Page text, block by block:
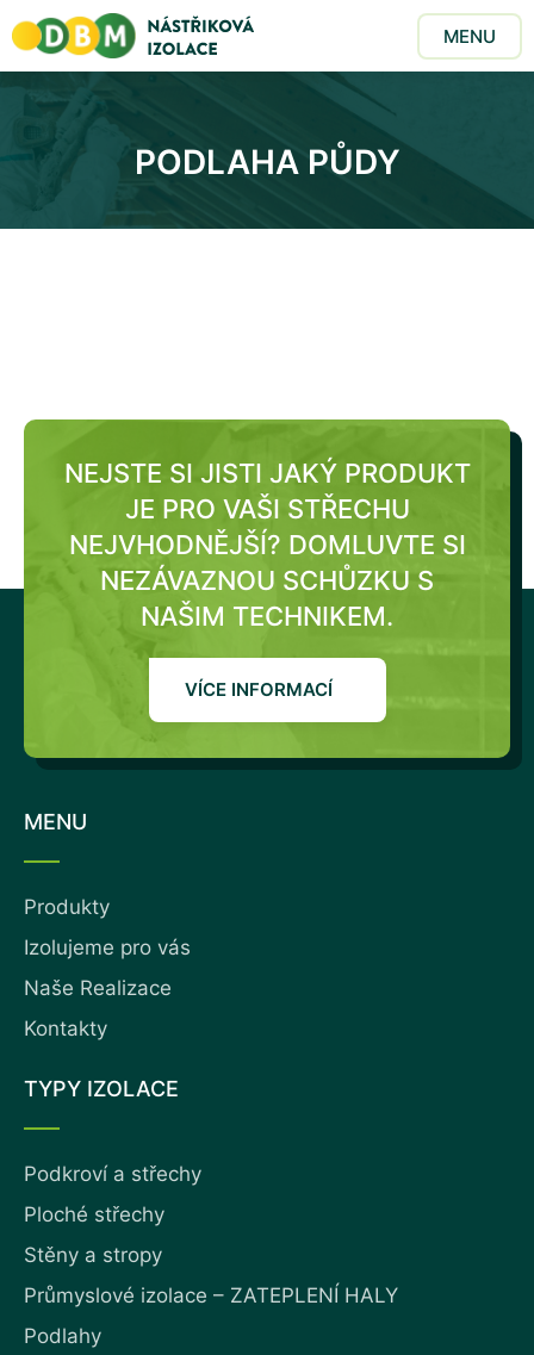
MENU
PODLAHA PŮDY
NEJSTE SI JISTI JAKÝ PRODUKT
JE PRO VAŠI STŘECHU
NEJVHODNĚJŠÍ? DOMLUVTE SI
NEZÁVAZNOU SCHŮZKU S
NAŠIM TECHNIKEM.
VÍCE INFORMACÍ
MENU
Produkty
Izolujeme pro vás
Naše Realizace
Kontakty
TYPY IZOLACE
Podkroví a střechy
Ploché střechy
Stěny a stropy
Průmyslové izolace – ZATEPLENÍ HALY
Podlahy